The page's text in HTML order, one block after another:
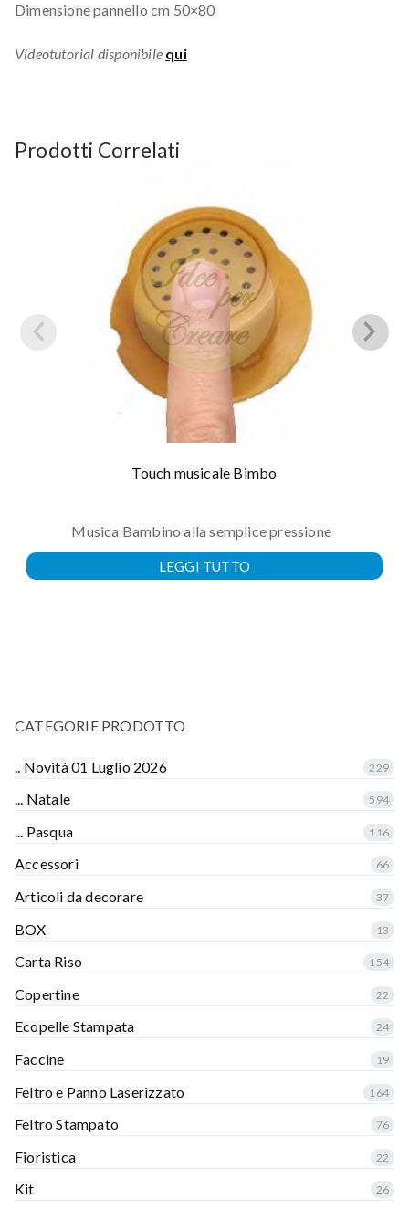
Dimensione pannello cm 50×80
Videotutorial disponibile qui
Prodotti Correlati
Touch musicale Bimbo
Musica Bambino alla semplice pressione
LEGGI TUTTO
CATEGORIE PRODOTTO
.. Novità 01 Luglio 2026 229
... Natale 594
... Pasqua 116
Accessori 66
Articoli da decorare 37
BOX 13
Carta Riso 154
Copertine 22
Ecopelle Stampata 24
Faccine 19
Feltro e Panno Laserizzato 164
Feltro Stampato 76
Fioristica 22
Kit 26